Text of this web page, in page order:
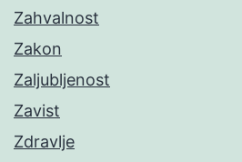
Zahvalnost
Zakon
Zaljubljenost
Zavist
Zdravlje